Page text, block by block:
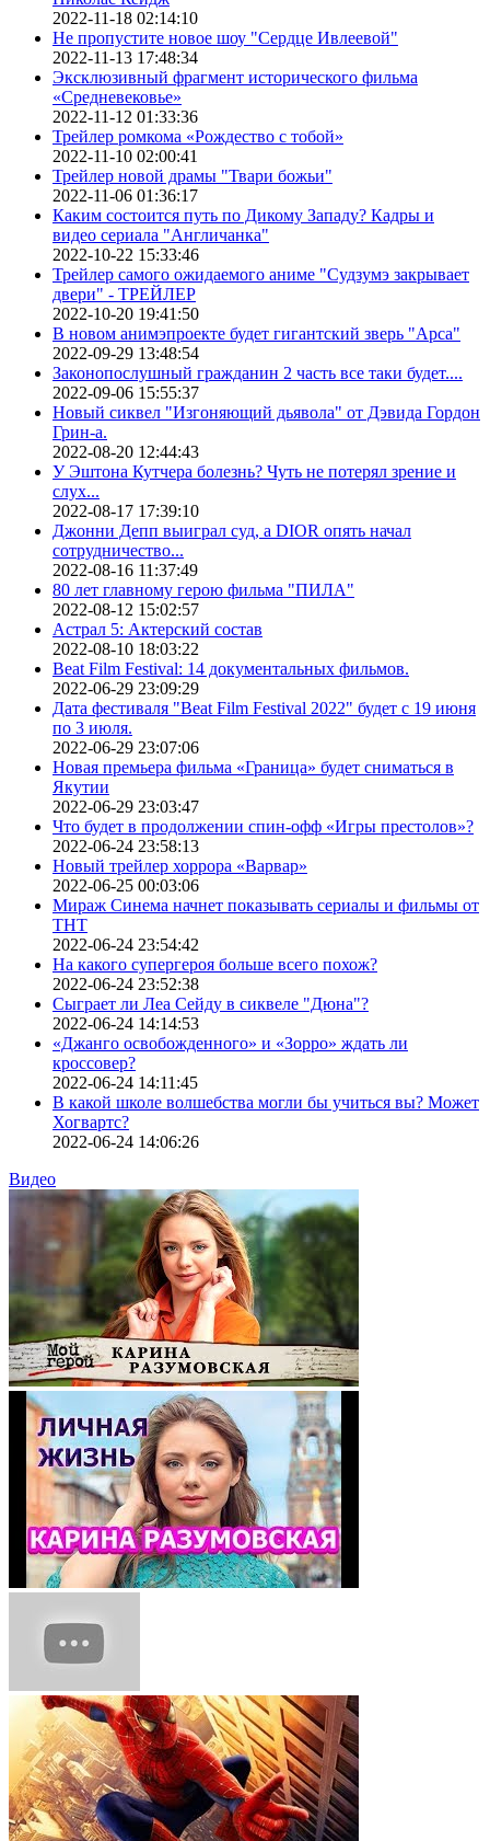
2022-11-18 02:14:10
Не пропустите новое шоу "Сердце Ивлеевой"
2022-11-13 17:48:34
Эксклюзивный фрагмент исторического фильма
«Средневековье»
2022-11-12 01:33:36
Трейлер ромкома «Рождество с тобой»
2022-11-10 02:00:41
Трейлер новой драмы "Твари божьи"
2022-11-06 01:36:17
Каким состоится путь по Дикому Западу? Кадры и
видео сериала "Англичанка"
2022-10-22 15:33:46
Трейлер самого ожидаемого аниме "Судзумэ закрывает
двери" - ТРЕЙЛЕР
2022-10-20 19:41:50
В новом анимэпроекте будет гигантский зверь "Арса"
2022-09-29 13:48:54
Законопослушный гражданин 2 часть все таки будет....
2022-09-06 15:55:37
Новый сиквел "Изгоняющий дьявола" от Дэвида Гордон
Грин-а.
2022-08-20 12:44:43
У Эштона Кутчера болезнь? Чуть не потерял зрение и
слух...
2022-08-17 17:39:10
Джонни Депп выиграл суд, а DIOR опять начал
сотрудничество...
2022-08-16 11:37:49
80 лет главному герою фильма "ПИЛА"
2022-08-12 15:02:57
Астрал 5: Актерский состав
2022-08-10 18:03:22
Beat Film Festival: 14 документальных фильмов.
2022-06-29 23:09:29
Дата фестиваля "Beat Film Festival 2022" будет с 19 июня
по 3 июля.
2022-06-29 23:07:06
Новая премьера фильма «Граница» будет сниматься в
Якутии
2022-06-29 23:03:47
Что будет в продолжении спин-офф «Игры престолов»?
2022-06-24 23:58:13
Новый трейлер хоррора «Варвар»
2022-06-25 00:03:06
Мираж Синема начнет показывать сериалы и фильмы от
ТНТ
2022-06-24 23:54:42
На какого супергероя больше всего похож?
2022-06-24 23:52:38
Сыграет ли Леа Сейду в сиквеле "Дюна"?
2022-06-24 14:14:53
«Джанго освобожденного» и «Зорро» ждать ли
кроссовер?
2022-06-24 14:11:45
В какой школе волшебства могли бы учиться вы? Может
Хогвартс?
2022-06-24 14:06:26
Видео